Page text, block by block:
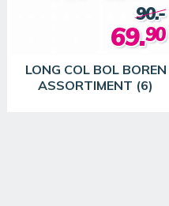
LONG COL BOL BOREN
ASSORTIMENT (6)
90.-
69.90